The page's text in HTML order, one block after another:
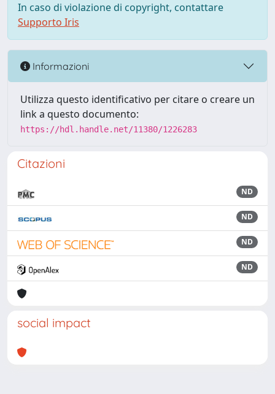
In caso di violazione di copyright, contattare
Supporto Iris
Informazioni
Utilizza questo identificativo per citare o creare un
link a questo documento:
https://hdl.handle.net/11380/1226283
Citazioni
ND
ND
ND
ND
social impact